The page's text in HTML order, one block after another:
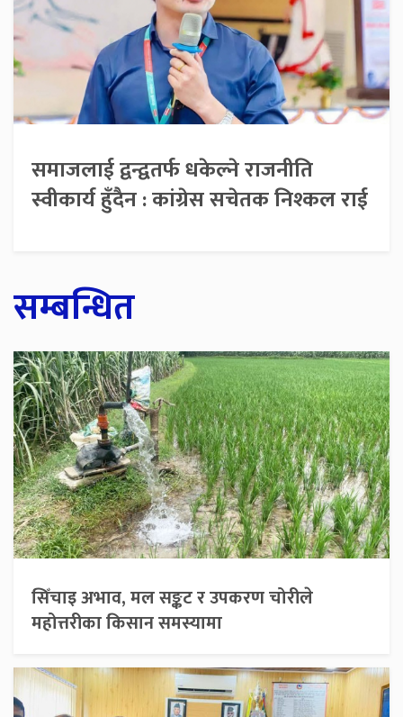
समाजलाई द्वन्द्वतर्फ धकेल्ने राजनीति
स्वीकार्य हुँदैन : कांग्रेस सचेतक निश्कल राई
सम्बन्धित
सिँचाइ अभाव, मल सङ्कट र उपकरण चोरीले
महोत्तरीका किसान समस्यामा